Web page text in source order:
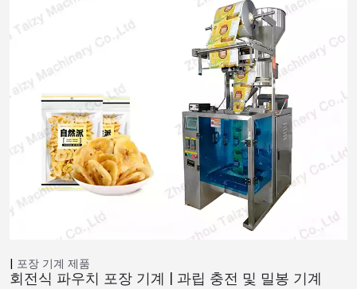
포장 기계 제품
회전식 파우치 포장 기계 | 과립 충전 및 밀봉 기계